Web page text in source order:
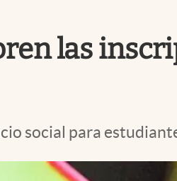
las
social para